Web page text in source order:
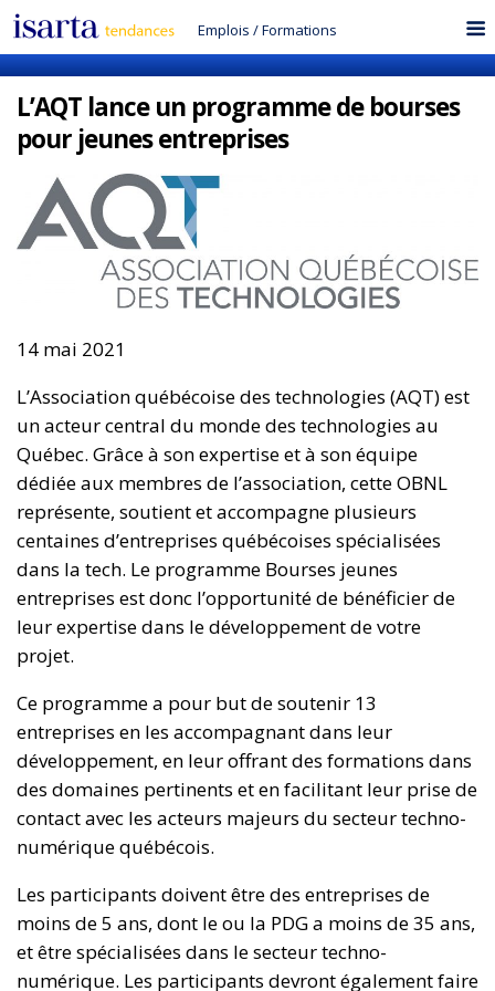
Emplois /Formations
L’AQT lance un programme de bourses
pour jeunes entreprises
14 mai 2021
L’Association québécoise des technologies (AQT) est
un acteur central du monde des technologies au
Québec. Grâce à son expertise et à son équipe
dédiée aux membres de l’association, cette OBNL
représente, soutient et accompagne plusieurs
centaines d’entreprises québécoises spécialisées
dans la tech. Le programme Bourses jeunes
entreprises est donc l’opportunité de bénéficier de
leur expertise dans le développement de votre
projet.
Ce programme a pour but de soutenir 13
entreprises en les accompagnant dans leur
développement, en leur offrant des formations dans
des domaines pertinents et en facilitant leur prise de
contact avec les acteurs majeurs du secteur techno-
numérique québécois.
Les participants doivent être des entreprises de
moins de 5 ans, dont le ou la PDG a moins de 35 ans,
et être spécialisées dans le secteur techno-
numérique. Les participants devront également faire